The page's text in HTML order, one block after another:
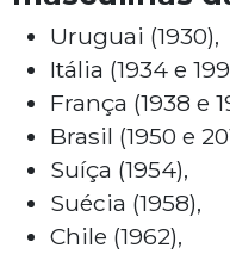
Uruguai (1930),
Itália (1934 e
França (1938 e
Brasil (1950 e
Suíça (1954),
Suécia (1958),
Chile (1962),